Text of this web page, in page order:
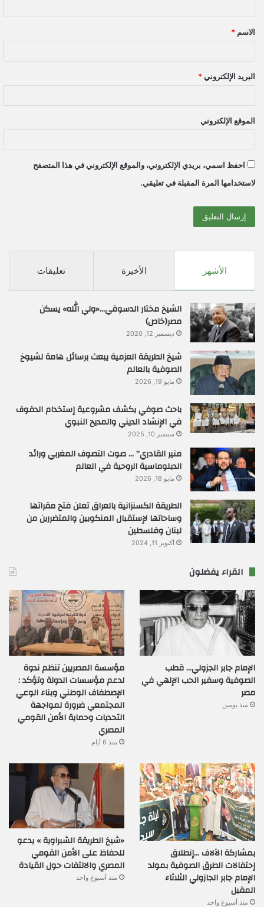
ق
*
الاسم *
البريد الإلكتروني *
الموقع الإلكتروني
احفظ اسمي، بريدي الإلكتروني، والموقع الإلكتروني في هذا المتصفح
لاستخدامها المرة المقبلة في تعليقي.
الأشهر الأخيرة تعليقات
الشيخ مختار الدسوقي…«ولي الله» يسكن
مصر(خاص)
ديسمبر 12, 2020
شيخ الطريقة العزمية يبعث برسائل هامة لشيوخ
الصوفية بالعالم
مايو 19, 2026
باحث صوفي يكشف مشروعية إستخدام الدفوف
في الإنشاد الديني والمديح النبوي
سبتمبر 10, 2025
منير القادري” … صوت التصوف المغربي ورائد
الدبلوماسية الروحية في العالم
مايو 18, 2026
الطريقة الكسنزانية بالعراق تعلن فتح مقراتها
وساحاتها لإستقبال المنكوبين والمتضررين من
لبنان وفلسطين
أكتوبر 11, 2024
القراء يفضلون
الإمام جابر الجزولي… قطب
الصوفية وسفير الحب الإلهي في
مصر
منذ يومين
مؤسسة المصريين تنظم ندوة
لدعم مؤسسات الدولة وتؤكد :
الإصطفاف الوطني وبناء الوعي
المجتمعي ضرورة لمواجهة
التحديات وحماية الأمن القومي
المصري
منذ 6 أيام
بمشاركة الآلاف …إنطلاق
إحتفالات الطرق الصوفية بمولد
الإمام جابر الجازولي الثلاثاء
المقبل
منذ أسبوع واحد
«شيخ الطريقة الشبراوية » يدعو
للحفاظ على الأمن القومي
المصري والالتفات حول القيادة
منذ أسبوع واحد